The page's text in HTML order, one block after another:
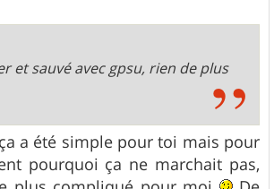
et sauvé avec gpsu, rien de plus
a été simple pour toi mais pour
pourquoi ça ne marchait pas,